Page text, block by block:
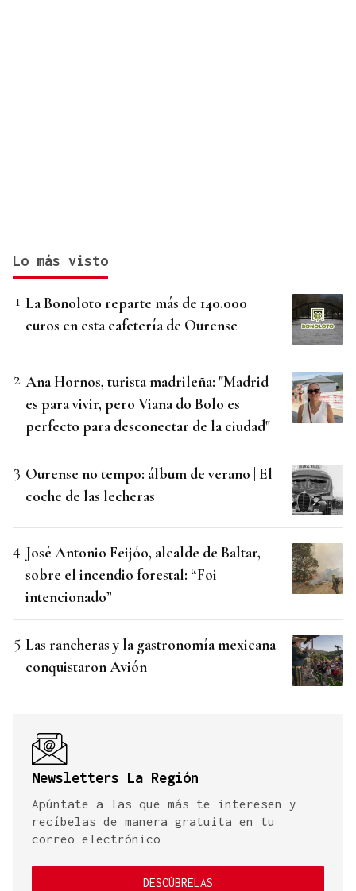
Lo más visto
La Bonoloto reparte más de 140.000
euros en esta cafetería de Ourense
Ana Hornos, turista madrileña: "Madrid
es para vivir, pero Viana do Bolo es
perfecto para desconectar de la ciudad"
Ourense no tempo: álbum de verano | El
coche de las lecheras
José Antonio Feijóo, alcalde de Baltar,
sobre el incendio forestal: “Foi
intencionado”
Las rancheras y la gastronomía mexicana
conquistaron Avión
Newsletters La Región
Apúntate a las que más te interesen y
recíbelas de manera gratuita en tu
correo electrónico
DESCÚBRELAS